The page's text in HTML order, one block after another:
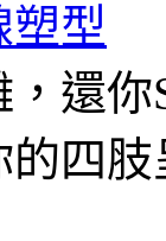
塑型
還
四